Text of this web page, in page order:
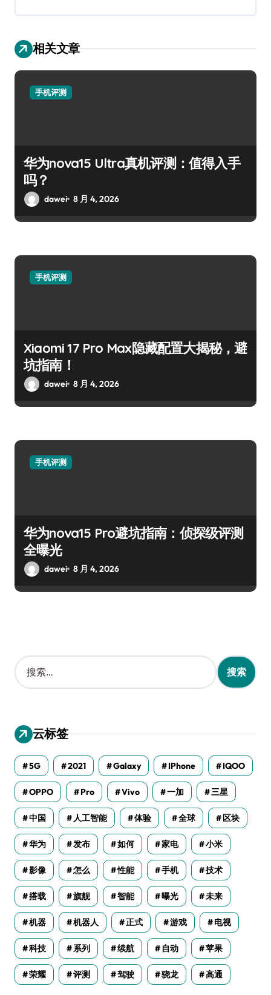
相关文章
手机评测
华为nova15 Ultra真机评测：值得入手
吗？
dawei 8 月 4, 2026
手机评测
Xiaomi 17 Pro Max隐藏配置大揭秘，避
坑指南！
dawei 8 月 4, 2026
手机评测
华为nova15 Pro避坑指南：侦探级评测
全曝光
dawei 8 月 4, 2026
搜
索
：
云标签
5G 2021 Galaxy IPhone IQOO
OPPO Pro Vivo 一加 三星
中国 人工智能 体验 全球 区块
华为 发布 如何 家电 小米
影像 怎么 性能 手机 技术
搭载 旗舰 智能 曝光 未来
机器 机器人 正式 游戏 电视
科技 系列 续航 自动 苹果
荣耀 评测 驾驶 骁龙 高通